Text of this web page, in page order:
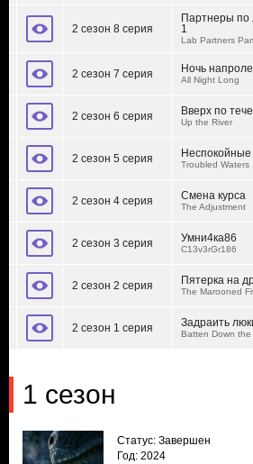
2 сезон 8 серия
Партнеры по
1
Lab Partners
2 сезон 7 серия Ночь
All Night Long
2 сезон 6 серия Вверх по
Up the River
2 сезон 5 серия Troubled Waters
2 сезон 4 серия Смена курса
The Adjustment
2 сезон 3 серия Умни4ка86
C13v3rGr186
2 сезон 2 серия Пятерка на
The Marooned
2 сезон 1 серия Задраить
Batten Down the
1 сезон
Статус: Завершен
Год: 2024